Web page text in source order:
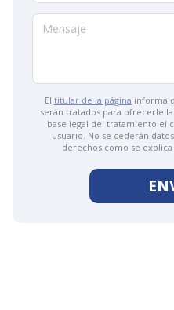
Mensaje
El titular de la página informa
serán tratados para ofrecerle
base legal del tratamiento el
usuario. No se cederán
derechos como se explica